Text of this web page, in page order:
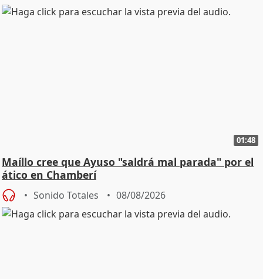
01:48
Maíllo cree que Ayuso "saldrá mal parada" por el
ático en Chamberí
Sonido Totales 08/08/2026